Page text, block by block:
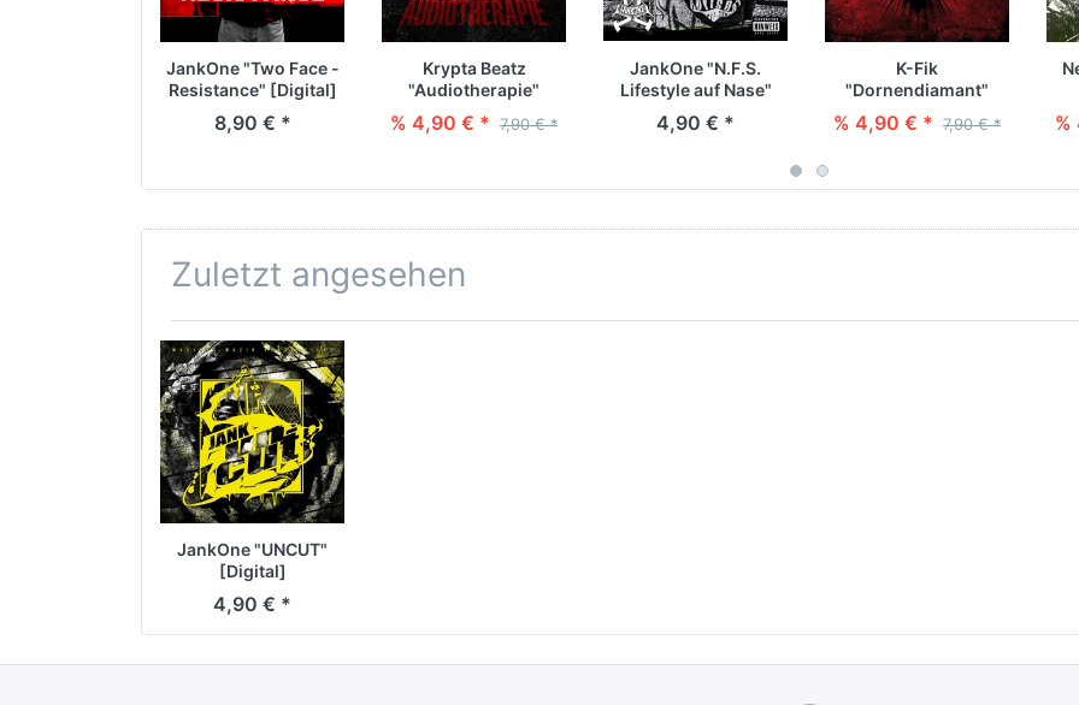
JankOne "Two Face -
Resistance" [Digital]
8,90 € *
Krypta Beatz
"Audiotherapie"
[Digital]
% 4,90 € * 7,90 € *
JankOne "N.F.S.
Lifestyle auf Nase"
[Digital]
4,90 € *
K-Fik
"Dornendiamant"
[Digital]
% 4,90 € * 7,90 € * %
Zuletzt angesehen
JankOne "UNCUT"
[Digital]
4,90 € *